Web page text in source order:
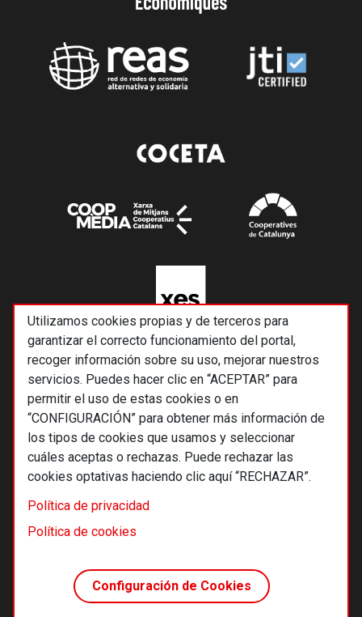
Utilizamos cookies propias y de terceros para
garantizar el correcto funcionamiento del portal,
recoger información sobre su uso, mejorar nuestros
servicios. Puedes hacer clic en “ACEPTAR” para
permitir el uso de estas cookies o en
“CONFIGURACIÓN” para obtener más información de
los tipos de cookies que usamos y seleccionar
cuáles aceptas o rechazas. Puede rechazar las
cookies optativas haciendo clic aquí “RECHAZAR”.
Política de privacidad
Política de cookies
Configuración de Cookies
© 2026 Alternativas económicas SCCL
Footer
Términos y condiciones de uso
Política de cookies
Principios editoriales